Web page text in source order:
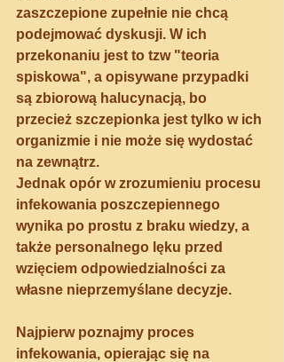
zaszczepione zupełnie nie chcą
podejmować dyskusji. W ich
przekonaniu jest to tzw "teoria
spiskowa", a opisywane przypadki
są zbiorową halucynacją, bo
przecież szczepionka jest tylko w ich
organizmie i nie może się wydostać
na zewnątrz.
Jednak opór w zrozumieniu procesu
infekowania poszczepiennego
wynika po prostu z braku wiedzy, a
także personalnego lęku przed
wzięciem odpowiedzialności za
własne nieprzemyślane decyzje.
Najpierw poznajmy proces
infekowania, opierając się na